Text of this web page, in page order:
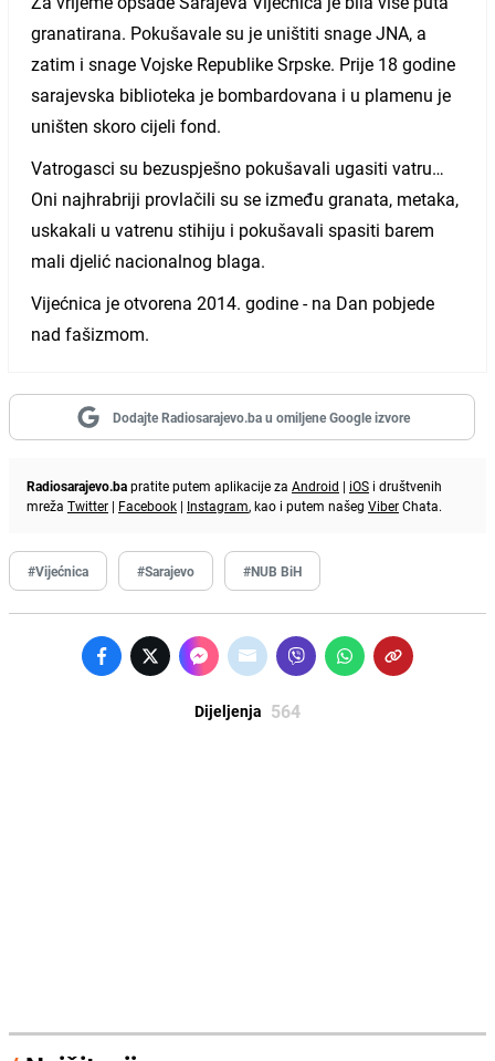
granatirana. Pokušavale su je uništiti snage JNA, a
zatim i snage Vojske Republike Srpske. Prije 18 godine
sarajevska biblioteka je bombardovana i u plamenu je
uništen skoro cijeli fond.
Vatrogasci su bezuspješno pokušavali ugasiti vatru…
Oni najhrabriji provlačili su se između granata, metaka,
uskakali u vatrenu stihiju i pokušavali spasiti barem
mali djelić nacionalnog blaga.
Vijećnica je otvorena 2014. godine - na Dan pobjede
nad fašizmom.
Dodajte Radiosarajevo.ba u omiljene Google izvore
Radiosarajevo.bapratite putem aplikacije za Android | iOS i društvenih
mreža Twitter | Facebook | Instagram, kao i putem našeg ViberChata.
#Vijećnica #Sarajevo #NUB BiH
Dijeljenja 564